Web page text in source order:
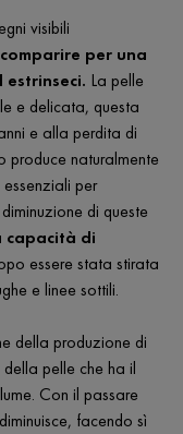
visibili
per una
La pelle
e delicata, questa
e alla perdita di
naturalmente
per
di queste
capacità di
essere stata stirata
e linee sottili.
della produzione di
pelle che ha il
Con il passare
facendo sì